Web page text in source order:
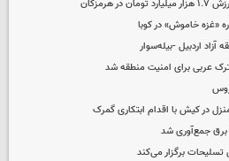
«غزه‌ خاموش» در کوبا
عربی برای امنیت منطقه شد
در کیش با اقدام ابتکاری گمرک
تسلیحات برگزار می‌کند